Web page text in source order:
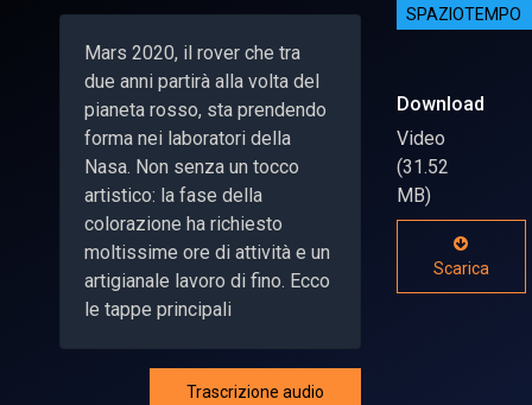
Mars 2020, il rover che tra
due anni partirà alla volta del
pianeta rosso, sta prendendo
forma nei laboratori della
Nasa. Non senza un tocco
artistico: la fase della
colorazione ha richiesto
moltissime ore di attività e un
artigianale lavoro di fino. Ecco
le tappe principali
Trascrizione audio
SPAZIOTEMPO
Download
Video
(31.52
MB)
Scarica